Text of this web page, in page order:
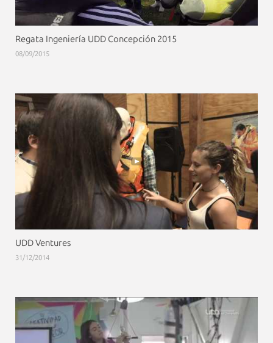
Regata Ingeniería UDD Concepción 2015
08/09/2015
UDD Ventures
31/12/2014